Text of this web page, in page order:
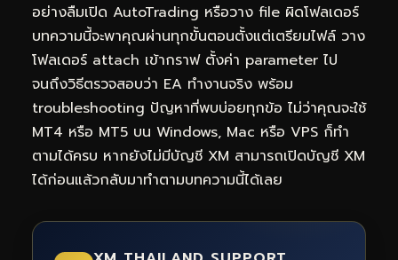
อย่างลืมเปิด AutoTrading หรือวาง file ผิดโฟลเดอร์
บทความนี้จะพาคุณผ่านทุกขั้นตอนตั้งแต่เตรียมไฟล์ วาง
โฟลเดอร์ attach เข้ากราฟ ตั้งค่า parameter ไป
จนถึงวิธีตรวจสอบว่า EA ทำงานจริง พร้อม
troubleshooting ปัญหาที่พบบ่อยทุกข้อ ไม่ว่าคุณจะใช้
MT4 หรือ MT5 บน Windows, Mac หรือ VPS ก็ทำ
ตามได้ครบ หากยังไม่มีบัญชี XM สามารถเปิดบัญชี XM
ได้ก่อนแล้วกลับมาทำตามบทความนี้ได้เลย